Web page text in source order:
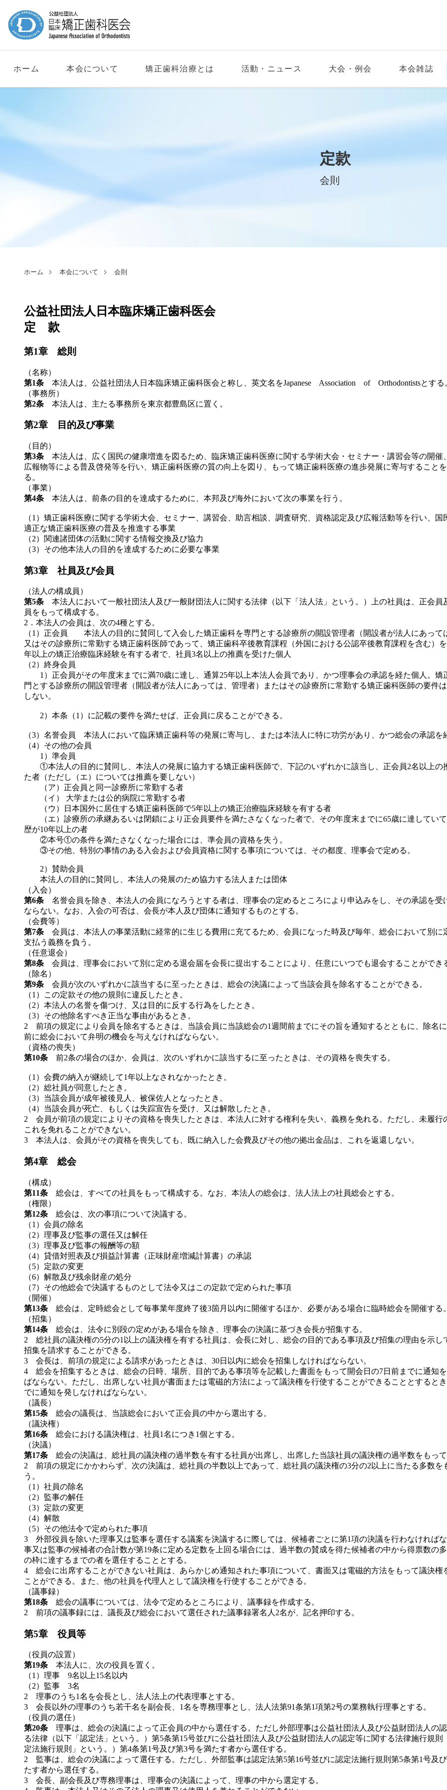
ホーム 本会について 矯正歯科治療とは 活動・ニュース 大会・例会 本会雑誌
定款
会則
ホーム 本会について 会則
公益社団法人日本臨床矯正歯科医会
定 款
第1章 総則
（名称）
第1条 本法人は、公益社団法人日本臨床矯正歯科医会と称し、英文名をJapanese Association of Orthodontistsとする
（事務所）
第2条 本法人は、主たる事務所を東京都豊島区に置く。
第2章 目的及び事業
（目的）
第3条 本法人は、広く国民の健康増進を図るため、臨床矯正歯科医療に関する学術大会・セミナー・講習会等の開催
広報物等による普及啓発等を行い、矯正歯科医療の質の向上を図り、もって矯正歯科医療の進歩発展に寄与すること
る。
（事業）
第4条 本法人は、前条の目的を達成するために、本邦及び海外において次の事業を行う。
（1）矯正歯科医療に関する学術大会、セミナー、講習会、助言相談、調査研究、資格認定及び広報活動等を行い、国
適正な矯正歯科医療の普及を推進する事業
（2）関連諸団体の活動に関する情報交換及び協力
（3）その他本法人の目的を達成するために必要な事業
第3章 社員及び会員
（法人の構成員）
第5条 本法人において一般社団法人及び一般財団法人に関する法律（以下「法人法」という。）上の社員は、正会員
員をもって構成する。
2．本法人の会員は、次の4種とする。
（1）正会員 本法人の目的に賛同して入会した矯正歯科を専門とする診療所の開設管理者（開設者が法人にあって
又はその診療所に常勤する矯正歯科医師であって、矯正歯科卒後教育課程（外国における公認卒後教育課程を含む）
年以上の矯正治療臨床経験を有する者で、社員3名以上の推薦を受けた個人
（2）終身会員
1）正会員がその年度末までに満70歳に達し、通算25年以上本法人会員であり、かつ理事会の承認を経た個人。矯
門とする診療所の開設管理者（開設者が法人にあっては、管理者）またはその診療所に常勤する矯正歯科医師の要件
しない。
2）本条（1）に記載の要件を満たせば、正会員に戻ることができる。
（3）名誉会員 本法人において臨床矯正歯科等の発展に寄与し、または本法人に特に功労があり、かつ総会の承認を
（4）その他の会員
1）準会員
①本法人の目的に賛同し、本法人の発展に協力する矯正歯科医師で、下記のいずれかに該当し、正会員2名以上の
た者（ただし（エ）については推薦を要しない）
（ア）正会員と同一診療所に常勤する者
（イ） 大学または公的病院に常勤する者
（ウ）日本国外に居住する矯正歯科医師で5年以上の矯正治療臨床経験を有する者
（エ）診療所の承継あるいは閉鎖により正会員要件を満たさなくなった者で、その年度末までに65歳に達してい
歴が10年以上の者
②本号①の条件を満たさなくなった場合には、準会員の資格を失う。
③その他、特別の事情のある入会および会員資格に関する事項については、その都度、理事会で定める。
2）賛助会員
本法人の目的に賛同し、本法人の発展のため協力する法人または団体
（入会）
第6条 名誉会員を除き、本法人の会員になろうとする者は、理事会の定めるところにより申込みをし、その承認を受
ならない。なお、入会の可否は、会長が本人及び団体に通知するものとする。
（会費等）
第7条 会員は、本法人の事業活動に経常的に生じる費用に充てるため、会員になった時及び毎年、総会において別に
支払う義務を負う。
（任意退会）
第8条 会員は、理事会において別に定める退会届を会長に提出することにより、任意にいつでも退会することができ
（除名）
第9条 会員が次のいずれかに該当するに至ったときは、総会の決議によって当該会員を除名することができる。
（1）この定款その他の規則に違反したとき。
（2）本法人の名誉を傷つけ、又は目的に反する行為をしたとき。
（3）その他除名すべき正当な事由があるとき。
2 前項の規定により会員を除名するときは、当該会員に当該総会の1週間前までにその旨を通知するとともに、除名
前に総会において弁明の機会を与えなければならない。
（資格の喪失）
第10条 前2条の場合のほか、会員は、次のいずれかに該当するに至ったときは、その資格を喪失する。
（1）会費の納入が継続して1年以上なされなかったとき。
（2）総社員が同意したとき。
（3）当該会員が成年被後見人、被保佐人となったとき。
（4）当該会員が死亡、もしくは失踪宣告を受け、又は解散したとき。
2 会員が前項の規定によりその資格を喪失したときは、本法人に対する権利を失い、義務を免れる。ただし、未履行
これを免れることができない。
3 本法人は、会員がその資格を喪失しても、既に納入した会費及びその他の拠出金品は、これを返還しない。
第4章 総会
（構成）
第11条 総会は、すべての社員をもって構成する。なお、本法人の総会は、法人法上の社員総会とする。
（権限）
第12条 総会は、次の事項について決議する。
（1）会員の除名
（2）理事及び監事の選任又は解任
（3）理事及び監事の報酬等の額
（4）貸借対照表及び損益計算書（正味財産増減計算書）の承認
（5）定款の変更
（6）解散及び残余財産の処分
（7）その他総会で決議するものとして法令又はこの定款で定められた事項
（開催）
第13条 総会は、定時総会として毎事業年度終了後3箇月以内に開催するほか、必要がある場合に臨時総会を開催する。
（招集）
第14条 総会は、法令に別段の定めがある場合を除き、理事会の決議に基づき会長が招集する。
2 総社員の議決権の5分の1以上の議決権を有する社員は、会長に対し、総会の目的である事項及び招集の理由を示し
招集を請求することができる。
3 会長は、前項の規定による請求があったときは、30日以内に総会を招集しなければならない。
4 総会を招集するときは、総会の日時、場所、目的である事項等を記載した書面をもって開会日の7日前までに通知
ばならない。ただし、出席しない社員が書面または電磁的方法によって議決権を行使することができることとするとき
でに通知を発しなければならない。
（議長）
第15条 総会の議長は、当該総会において正会員の中から選出する。
（議決権）
第16条 総会における議決権は、社員1名につき1個とする。
（決議）
第17条 総会の決議は、総社員の議決権の過半数を有する社員が出席し、出席した当該社員の議決権の過半数をもって
2 前項の規定にかかわらず、次の決議は、総社員の半数以上であって、総社員の議決権の3分の2以上に当たる多数を
う。
（1）社員の除名
（2）監事の解任
（3）定款の変更
（4）解散
（5）その他法令で定められた事項
3 外部役員を除いた理事又は監事を選任する議案を決議するに際しては、候補者ごとに第1項の決議を行わなければ
事又は監事の候補者の合計数が第19条に定める定数を上回る場合には、過半数の賛成を得た候補者の中から得票数の
の枠に達するまでの者を選任することとする。
4 総会に出席することができない社員は、あらかじめ通知された事項について、書面又は電磁的方法をもって議決権
ことができる。また、他の社員を代理人として議決権を行使することができる。
（議事録）
第18条 総会の議事については、法令で定めるところにより、議事録を作成する。
2 前項の議事録には、議長及び総会において選任された議事録署名人2名が、記名押印する。
第5章 役員等
（役員の設置）
第19条 本法人に、次の役員を置く。
（1）理事 9名以上15名以内
（2）監事 3名
2 理事のうち1名を会長とし、法人法上の代表理事とする。
3 会長以外の理事のうち若干名を副会長、1名を専務理事とし、法人法第91条第1項第2号の業務執行理事とする。
（役員の選任）
第20条 理事は、総会の決議によって正会員の中から選任する。ただし外部理事は公益社団法人及び公益財団法人の
る法律（以下「認定法」という。）第5条第15号並びに公益社団法人及び公益財団法人の認定等に関する法律施行規則
定法施行規則」という。）第4条第1号及び第3号を満たす者から選任する。
2 監事は、総会の決議によって選任する。ただし、外部監事は認定法第5第16号並びに認定法施行規則第5条第1号及
たす者から選任する。
3 会長、副会長及び専務理事は、理事会の決議によって、理事の中から選定する。